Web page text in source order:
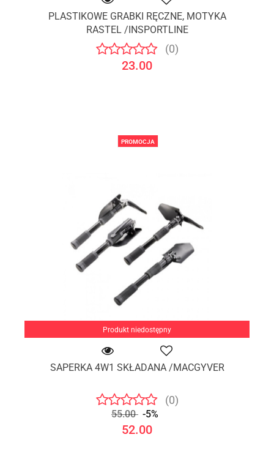
PLASTIKOWE GRABKI RĘCZNE, MOTYKA
RASTEL /INSPORTLINE
(0)
23.00
PROMOCJA
Produkt niedostępny
SAPERKA 4W1 SKŁADANA /MACGYVER
(0)
55.00 -5%
52.00